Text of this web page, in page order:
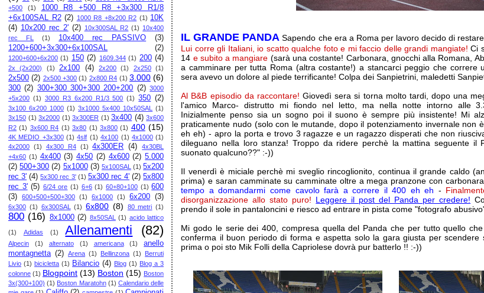
+500
(1)
1000 R8 +500 R8 +3x300 R1/8
+6x100SAL R2 (2) 1000 R8 +8x200 R2 (1) 10K
(4) 10x200 rec 2' (2) 10x300SAL R2 (1) 10x400
rec FL
(1) 10x400 rec PASSIVO
(3)
1200+600+3x300+6x100SAL
(2)
1200+600+6x200 (1) 150 (2) 1609.344 (1) 200 (4)
2x (2x200) (1) 2x100 (4) 2x200 (1) 2x250 (1)
2x500 (2) 2x500 +300 (1) 2x800 R4 (1) 3.000 (6)
300 (2) 300+300 300+300 200+200 (2) 3000
+5x200 (1) 3000 R3 6x200 R1/3 500 (1) 350 (2)
3x100 6x200 1000 (1) 3x1000 5x400 10x50SAL
(1)
3x150 (1) 3x2000 (1) 3x300ER (1) 3x400 (4) 3x600
R2 (1) 3x600 R4 (1) 3x80 (1) 3x800 (1) 400 (15)
4K MEDIO +3x300 (1) 4slf (1) 4x100 (1) 4x1000 (1)
4x2000 (1) 4x300 R4 (1) 4x300ER (4)
4x30BL
+4x60 (1) 4x400 (3) 4x50 (2) 4x600 (2) 5.000
(2) 500+300 (2) 5x1000 (3) 5x100SAL (1) 5x200
rec 3' (4) 5x300 rec 3' (1) 5x300 rec 4' (2) 5x800
rec 3' (5) 6/24 ore (1) 6+6 (1) 60+80+100 (1) 600
(3)
600+500+500+300 (1) 6x1000 (1) 6x200 (3)
6x300 (1) 6x300SAL (1) 6x800 (8) 80 metri (1)
800 (16) 8x1000 (2) 8x50SAL (1) acido lattico
(1) Adidas (1) Allenamenti (82)
Alpecin (1) alternato (1) americana (1)
anello
montagnetta (2) Arena (1) Bellinzona (1)
Berruti
Livio (1) bicicletta (1) Bilancio (4) Blog (1) Blog a 3
colonne (1) Blogpoint (13) Boston (15) Boston
3x(300+100) (1) Boston Maratohn (1) Calendario delle
IL GRANDE PANDA Sapendo che era a Roma per lavoro decido di
Lui corre gli Italiani, io scatto qualche foto e mi faccio delle grandi mangiate! Ci
14 e subito a mangiare (sarà una costante! Carbonara, gnocchi alla Romana,
a camminare per tutta Roma (altra costante!) a stancarci peggio che correre
sera avevo un dolore al piede terrificante! Colpa dei Sanpietrini, maledetti
Al B&B episodio da raccontare! Giovedì sera si torna molto tardi, dopo una
l'amico Marco- distrutto mi fiondo nel letto, ma nella notte intorno alle
Inizialmente penso sia un sogno poi il suono è sempre più insistente! Mi
praticamente nudo (solo con le mutande, dopo il potenziamento invernale non
eh eh) - apro la porta e trovo 3 ragazze e un ragazzo disperati che non
dileguano nella loro stanza! Troppo da ridere perchè la mattina seguente il
suonato qualcuno??" :-))
Il venerdì è miciale perchè mi sveglio rincoglionito, continua il grande caldo
prima) e saran camminate su camminate oltre a mega pranzone con
tempo a domandarmi come cavolo farà a correre il 400 eh eh -
disorganizzazione allo stato puro! Leggere il post del Panda per credere!
prendo il sole in pantaloncini e riesco ad entrare in pista come "fotografo
Mi godo le serie dei 400, compresa quella del Panda che per tutto quello
conferma il buon periodo di forma e aspetta solo la gara giusta per scendere
prima o poi sto Mik Folli della Capriolese dovrà pur batterlo !! :-))